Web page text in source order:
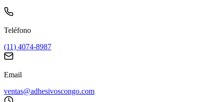
Teléfono
(11) 4074-8987
Email
ventas@adhesivoscongo.com